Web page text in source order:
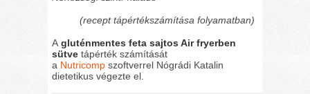
(recept tápértékszámítása folyamatban)
A gluténmentes feta sajtos Air fryerben
sütvetápérték számítását
a Nutricomp szoftverrel Nógrádi Katalin
dietetikus végezte el.